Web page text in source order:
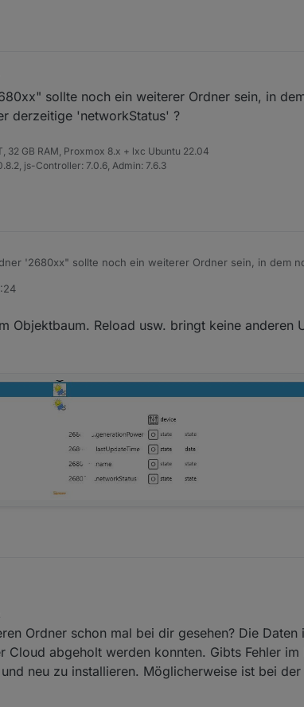
sollte noch ein weiterer Ordner sein, in
derzeitige 'networkStatus' ?
32 GB RAM, Proxmox 8.x + lxc Ubuntu 22.04
js-Controller: 7.0.6, Admin: 7.6.3
'2680xx" sollte noch ein weiterer Ordner sein, in dem
Objektbaum. Reload usw. bringt keine anderen
Ordner schon mal bei dir gesehen? Die
Cloud abgeholt werden konnten. Gibts Fehler
neu zu installieren. Möglicherweise ist bei